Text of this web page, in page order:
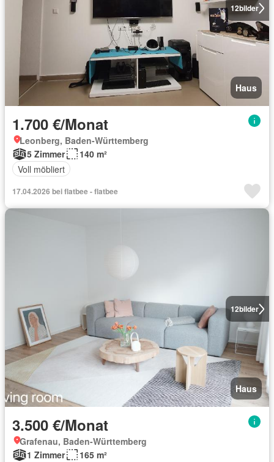
12bilder
Haus
1.700 €/Monat
Leonberg, Baden-Württemberg
5 Zimmer
140 m²
Voll möbliert
17.04.2026 bei flatbee - flatbee
12bilder
Haus
3.500 €/Monat
Grafenau, Baden-Württemberg
1 Zimmer
165 m²